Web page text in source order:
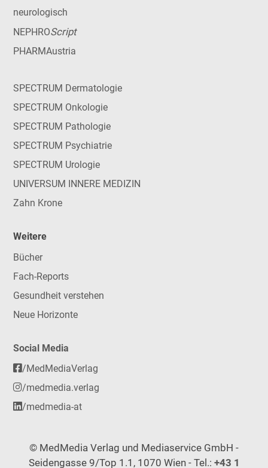
neurologisch
NEPHROScript
PHARMAustria
SPECTRUM Dermatologie
SPECTRUM Onkologie
SPECTRUM Pathologie
SPECTRUM Psychiatrie
SPECTRUM Urologie
UNIVERSUM INNERE MEDIZIN
Zahn Krone
Weitere
Bücher
Fach-Reports
Gesundheit verstehen
Neue Horizonte
Social Media
/MedMediaVerlag
/medmedia.verlag
/medmedia-at
© MedMedia Verlag und Mediaservice GmbH -
Seidengasse 9/Top 1.1, 1070 Wien - Tel.: +43 1